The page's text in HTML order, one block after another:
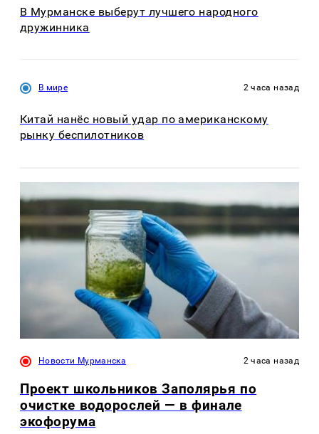
В Мурманске выберут лучшего народного
дружинника
В мире 2 часа назад
Китай нанёс новый удар по американскому
рынку беспилотников
Новости Мурманска 2 часа назад
Проект школьников Заполярья по
очистке водорослей — в финале
экофорума